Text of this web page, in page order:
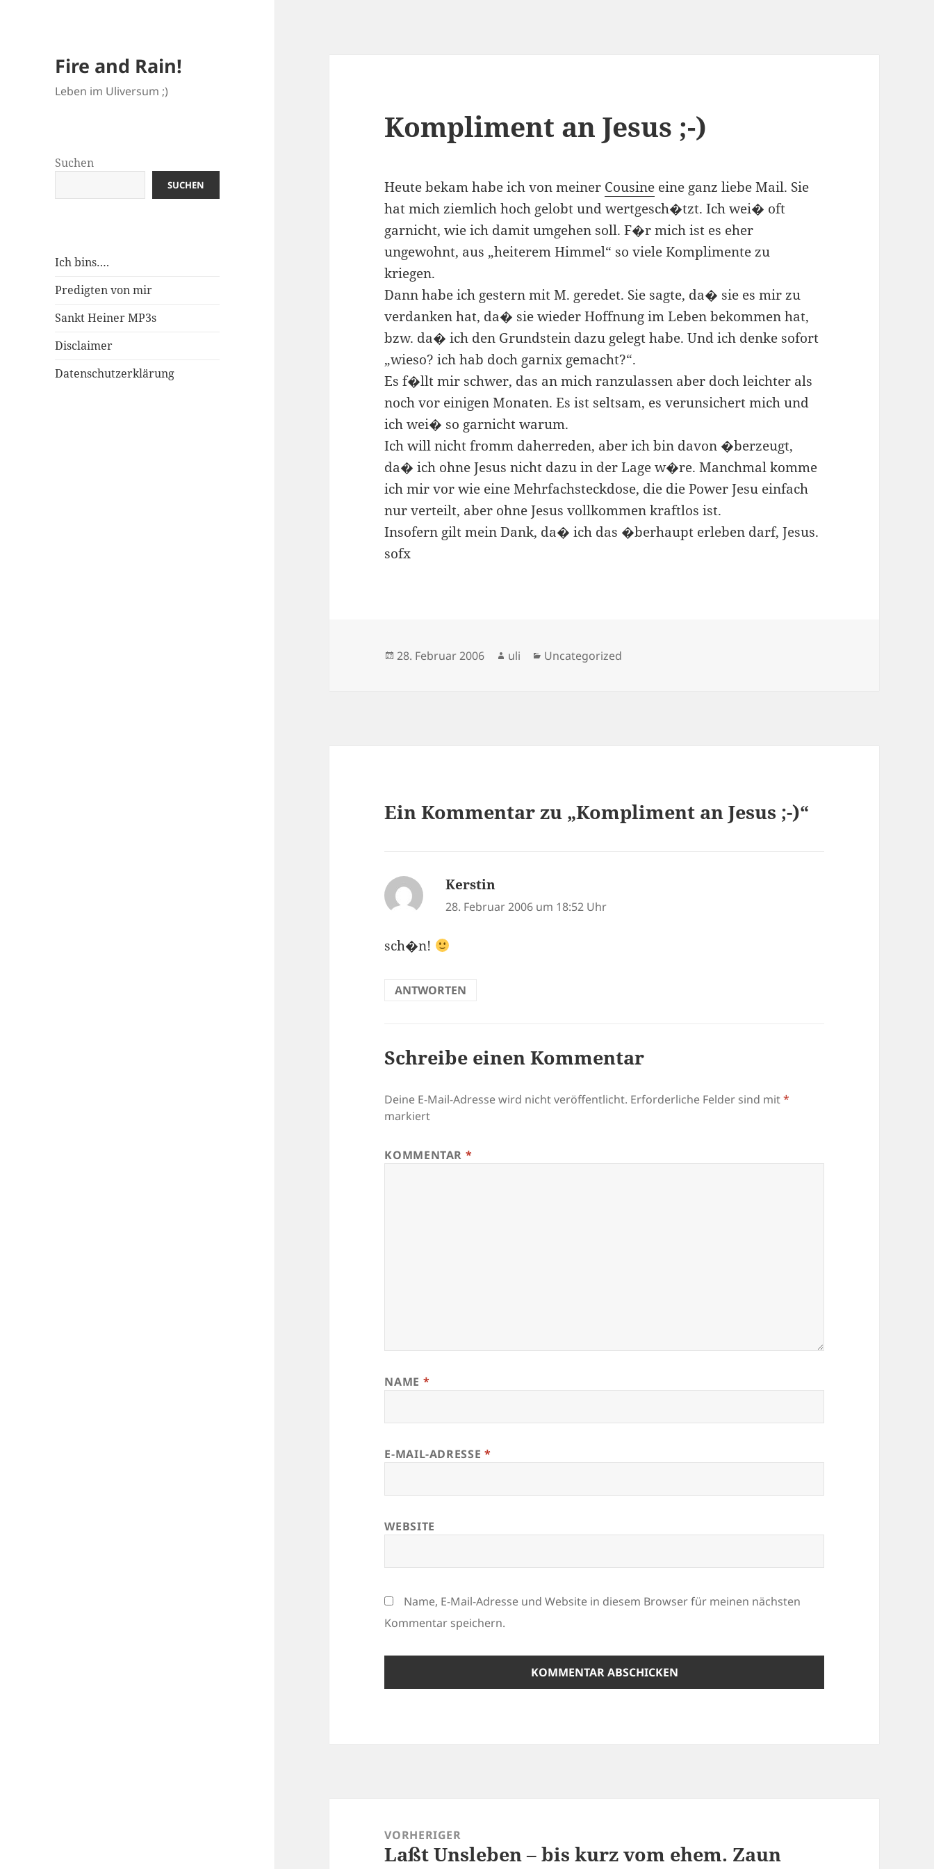
Fire and Rain!
Leben im Uliversum ;)
Suchen
SUCHEN
Ich bins….
Predigten von mir
Sankt Heiner MP3s
Disclaimer
Datenschutzerklärung
Kompliment an Jesus ;-)
Heute bekam habe ich von meiner Cousine eine ganz liebe Mail. Sie
hat mich ziemlich hoch gelobt und wertgesch�tzt. Ich wei� oft
garnicht, wie ich damit umgehen soll. F�r mich ist es eher
ungewohnt, aus „heiterem Himmel“ so viele Komplimente zu
kriegen.
Dann habe ich gestern mit M. geredet. Sie sagte, da� sie es mir zu
verdanken hat, da� sie wieder Hoffnung im Leben bekommen hat,
bzw. da� ich den Grundstein dazu gelegt habe. Und ich denke sofort
„wieso? ich hab doch garnix gemacht?“.
Es f�llt mir schwer, das an mich ranzulassen aber doch leichter als
noch vor einigen Monaten. Es ist seltsam, es verunsichert mich und
ich wei� so garnicht warum.
Ich will nicht fromm daherreden, aber ich bin davon �berzeugt,
da� ich ohne Jesus nicht dazu in der Lage w�re. Manchmal komme
ich mir vor wie eine Mehrfachsteckdose, die die Power Jesu einfach
nur verteilt, aber ohne Jesus vollkommen kraftlos ist.
Insofern gilt mein Dank, da� ich das �berhaupt erleben darf, Jesus.
sofx
Veröffentlicht
28. Februar 2006 Autor
uli Kategorien
Uncategorized
Ein Kommentar zu „Kompliment an Jesus ;-)“
Kerstin
28. Februar 2006 um 18:52 Uhr
sch�n!
ANTWORTEN
Schreibe einen Kommentar
Deine E-Mail-Adresse wird nicht veröffentlicht. Erforderliche Felder sind mit*
markiert
KOMMENTAR *
NAME *
E-MAIL-ADRESSE *
WEBSITE
Name, E-Mail-Adresse und Website in diesem Browser für meinen nächsten
Kommentar speichern.
VORHERIGER
Vorheriger
Laßt Unsleben – bis kurz vom ehem. Zaun